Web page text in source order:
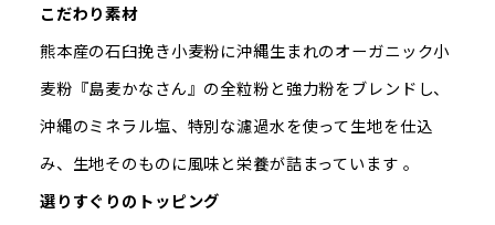
こだわり素材
熊本産の石臼挽き小麦粉に沖縄生まれのオーガニック小
麦粉『島麦かなさん』の全粒粉と強力粉をブレンドし、
沖縄のミネラル塩、特別な濾過水を使って生地を仕込
み、生地そのものに風味と栄養が詰まっています 。
選りすぐりのトッピング